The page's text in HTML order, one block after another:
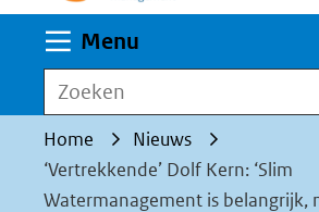
website
worden
toegestaan
of
geweigerd.
Menu
Zoeken
Home
Nieuws
‘Vertrekkende’ Dolf Kern: ‘Slim
Watermanagement is belangrijk,